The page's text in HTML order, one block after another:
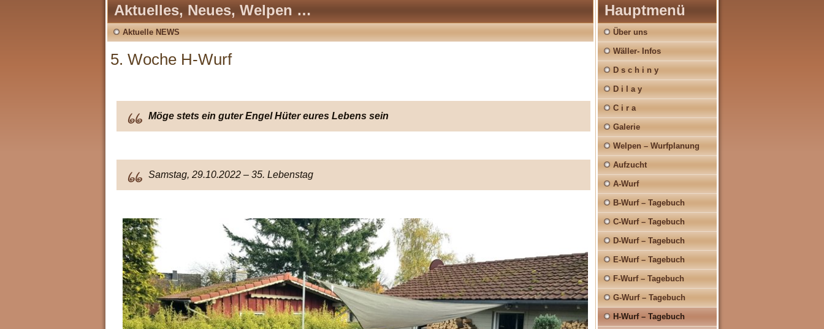
Aktuelles, Neues, Welpen …
Aktuelle NEWS
5. Woche H-Wurf
Möge stets ein guter Engel Hüter eures Lebens sein
Samstag, 29.10.2022 – 35. Lebenstag
Hauptmenü
Über uns
Wäller- Infos
D s c h i n y
D i l a y
C i r a
Galerie
Welpen – Wurfplanung
Aufzucht
A-Wurf
B-Wurf – Tagebuch
C-Wurf – Tagebuch
D-Wurf – Tagebuch
E-Wurf – Tagebuch
F-Wurf – Tagebuch
G-Wurf – Tagebuch
H-Wurf – Tagebuch